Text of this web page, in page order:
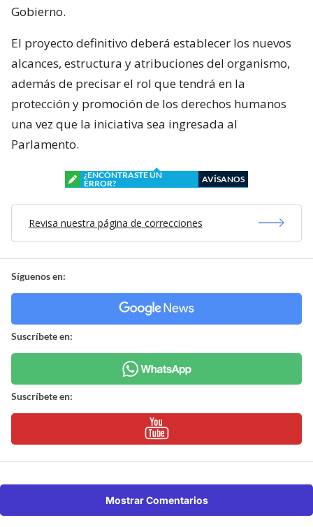
Gobierno.
El proyecto definitivo deberá establecer los nuevos
alcances, estructura y atribuciones del organismo,
además de precisar el rol que tendrá en la
protección y promoción de los derechos humanos
una vez que la iniciativa sea ingresada al
Parlamento.
¿ENCONTRASTE UN
ERROR?
AVÍSANOS
Revisa nuestra página de correcciones
Síguenos en:
Suscríbete en:
Suscríbete en:
Mostrar Comentarios